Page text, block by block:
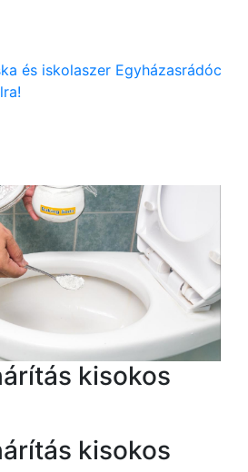
és iskolaszer Egyházasrádóc
kisokos
kisokos